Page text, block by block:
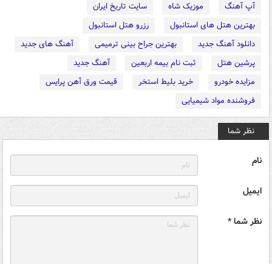
آپ آهنگ موزیک شاه
سایت تاریخ ایران
بهترین هتل های استانبول
رزرو هتل استانبول
دانلود آهنگ جدید
بهترین جراح بینی ترمیمی
آهنگ های جدید
پرشین هتل
ثبت نام بیمه اربعین
آهنگ جدید
مزایده خودرو
خرید بلیط استخر
قیمت ورق آهن پرایس
فروشنده مواد شیمیایی
نظر شما
نام
ایمیل
نظر شما *